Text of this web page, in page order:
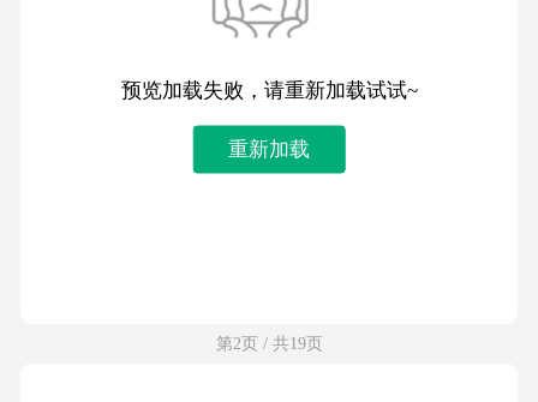
预览加载失败，请重新加载试试~
重新加载
第2页 / 共19页